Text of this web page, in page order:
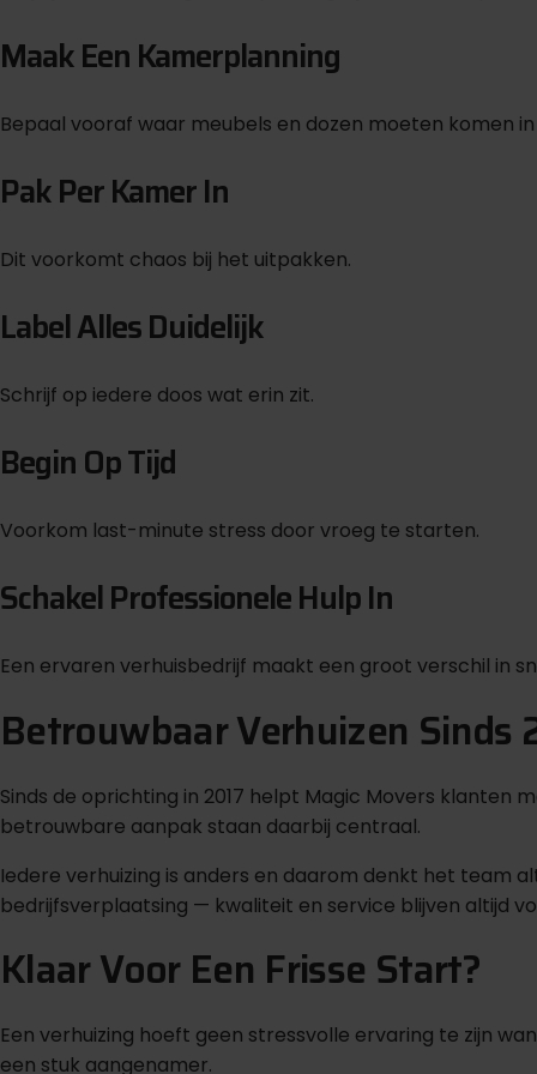
Maak Een Kamerplanning
Bepaal vooraf waar meubels en dozen moeten komen
Pak Per Kamer In
Dit voorkomt chaos bij het uitpakken.
Label Alles Duidelijk
Schrijf op iedere doos wat erin zit.
Begin Op Tijd
Voorkom last-minute stress door vroeg te starten.
Schakel Professionele Hulp In
Een ervaren verhuisbedrijf maakt een groot verschil in
Betrouwbaar Verhuizen Sinds
Sinds de oprichting in 2017 helpt Magic Movers klanten
betrouwbare aanpak staan daarbij centraal.
Iedere verhuizing is anders en daarom denkt het team
bedrijfsverplaatsing — kwaliteit en service blijven altijd
Klaar Voor Een Frisse Start?
Een verhuizing hoeft geen stressvolle ervaring te zijn
een stuk aangenamer.